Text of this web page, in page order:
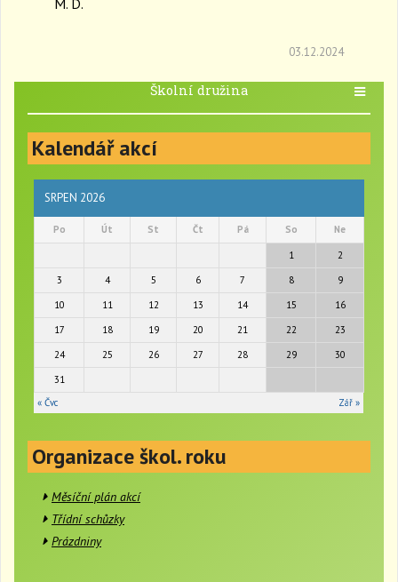
03.12.2024
Školní družina
T
l
e
a
Kalendář akcí
SRPEN 2026
Po Út St Čt Pá So Ne
1
2
3
4 5 6 7 8
9
10
11 12 13 14 15
16
17
18 19 20 21 22
23
24
25 26 27 28 29
30
31
« Čvc
Zář »
Organizace škol. roku
Měsíční plán akcí
Třídní schůzky
Prázdniny